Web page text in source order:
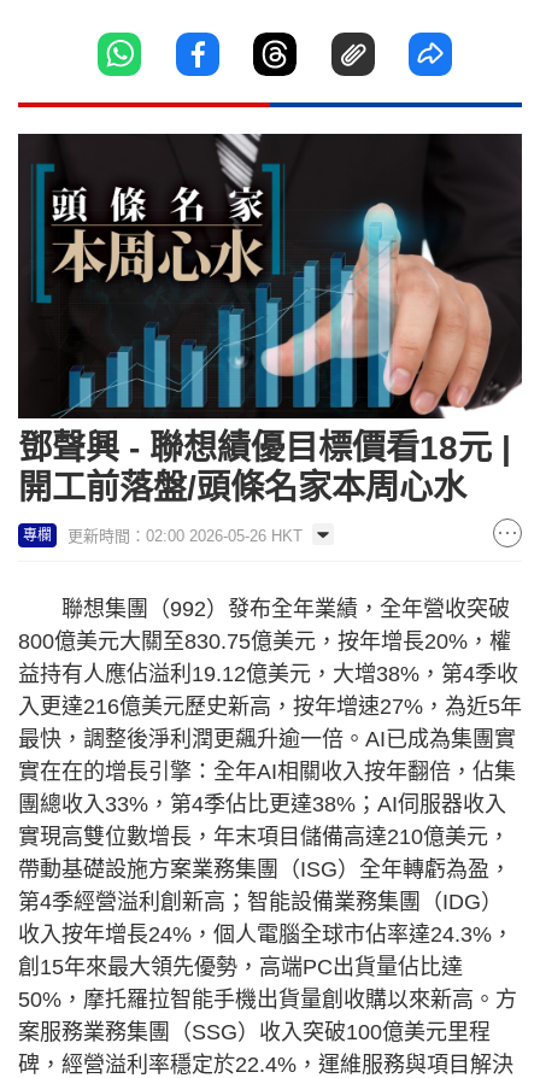
鄧聲興 - 聯想績優目標價看18元 |
開工前落盤/頭條名家本周心水
專欄 更新時間：02:00 2026-05-26 HKT
聯想集團（992）發布全年業績，全年營收突破
800億美元大關至830.75億美元，按年增長20%，權
益持有人應佔溢利19.12億美元，大增38%，第4季收
入更達216億美元歷史新高，按年增速27%，為近5年
最快，調整後淨利潤更飆升逾一倍。AI已成為集團實
實在在的增長引擎：全年AI相關收入按年翻倍，佔集
團總收入33%，第4季佔比更達38%；AI伺服器收入
實現高雙位數增長，年末項目儲備高達210億美元，
帶動基礎設施方案業務集團（ISG）全年轉虧為盈，
第4季經營溢利創新高；智能設備業務集團（IDG）
收入按年增長24%，個人電腦全球市佔率達24.3%，
創15年來最大領先優勢，高端PC出貨量佔比達
50%，摩托羅拉智能手機出貨量創收購以來新高。方
案服務業務集團（SSG）收入突破100億美元里程
碑，經營溢利率穩定於22.4%，運維服務與項目解決